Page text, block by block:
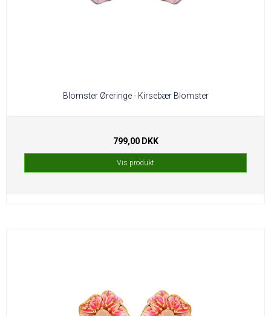
Blomster Øreringe - Kirsebær Blomster
799,00 DKK
Vis produkt